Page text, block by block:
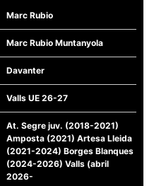
Marc Rubio
Marc Rubio Muntanyola
Davanter
Valls UE 26-27
At. Segre juv. (2018-2021)
Amposta (2021) Artesa Lleida
(2021-2024) Borges Blanques
(2024-2026) Valls (abril
2026-